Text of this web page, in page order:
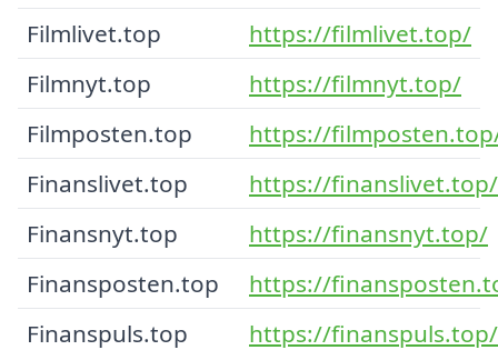
Filmlivet.top
https://filmlivet.top/
Filmnyt.top
https://filmnyt.top/
Filmposten.top
https://
Finanslivet.top
https://finanslivet.top/
Finansnyt.top
https://finansnyt.top/
Finansposten.top
https://
Finanspuls.top
https://finanspuls.top/